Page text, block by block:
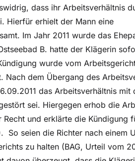
dass ihr Arbeitsverhältnis
Hierfür erhielt der Mann eine
Im Jahr 2011 wurde das
B. hatte der Klägerin
wurde vom
dem Übergang des
das Arbeitsverhältnis mit
sei. Hiergegen erhob die
und erklärte die Kündigung
So seien die Richter nach einem
zu halten (BAG, Urteil vom